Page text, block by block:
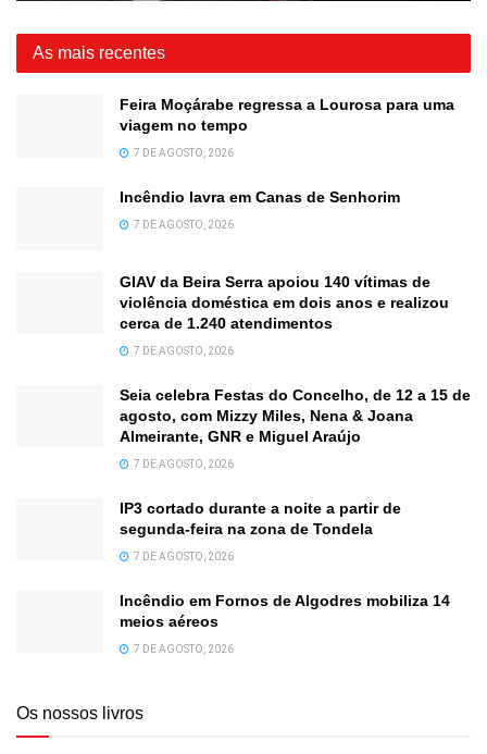
As mais recentes
Feira Moçárabe regressa a Lourosa para uma
viagem no tempo
7 DE AGOSTO, 2026
Incêndio lavra em Canas de Senhorim
7 DE AGOSTO, 2026
GIAV da Beira Serra apoiou 140 vítimas de
violência doméstica em dois anos e realizou
cerca de 1.240 atendimentos
7 DE AGOSTO, 2026
Seia celebra Festas do Concelho, de 12 a 15 de
agosto, com Mizzy Miles, Nena & Joana
Almeirante, GNR e Miguel Araújo
7 DE AGOSTO, 2026
IP3 cortado durante a noite a partir de
segunda-feira na zona de Tondela
7 DE AGOSTO, 2026
Incêndio em Fornos de Algodres mobiliza 14
meios aéreos
7 DE AGOSTO, 2026
Os nossos livros